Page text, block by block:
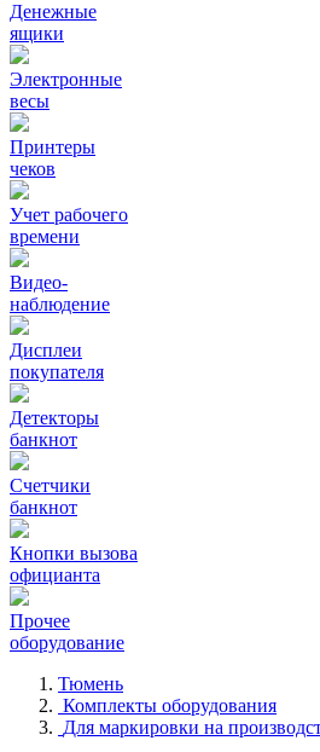
Денежные
ящики
Электронные
весы
Принтеры
чеков
Учет рабочего
времени
Видео‑
наблюдение
Дисплеи
покупателя
Детекторы
банкнот
Счетчики
банкнот
Кнопки вызова
официанта
Прочее
оборудование
Тюмень
Комплекты оборудования
Для маркировки на